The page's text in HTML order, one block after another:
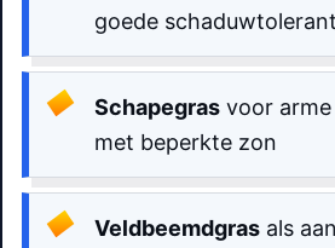
goede
Schapegras voor
met beperkte zon
Veldbeemdgras als